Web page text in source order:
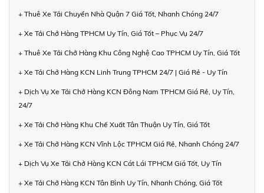
+ Thuê Xe Tải Chuyển Nhà Quận 7 Giá Tốt, Nhanh Chóng 24/7
+ Xe Tải Chở Hàng TPHCM Uy Tín, Giá Tốt – Phục Vụ 24/7
+ Thuê Xe Tải Chở Hàng Khu Công Nghệ Cao TPHCM Uy Tín, Giá Tốt
+ Xe Tải Chở Hàng KCN Linh Trung TPHCM 24/7 | Giá Rẻ - Uy Tín
+ Dịch Vụ Xe Tải Chở Hàng KCN Đông Nam TPHCM Giá Rẻ, Uy Tín,
24/7
+ Xe Tải Chở Hàng Khu Chế Xuất Tân Thuận Uy Tín, Giá Tốt
+ Xe Tải Chở Hàng KCN Vĩnh Lộc TPHCM Giá Rẻ, Nhanh Chóng 24/7
+ Dịch Vụ Xe Tải Chở Hàng KCN Cát Lái TPHCM Giá Tốt, Uy Tín
+ Xe Tải Chở Hàng KCN Tân Bình Uy Tín, Nhanh Chóng, Giá Tốt